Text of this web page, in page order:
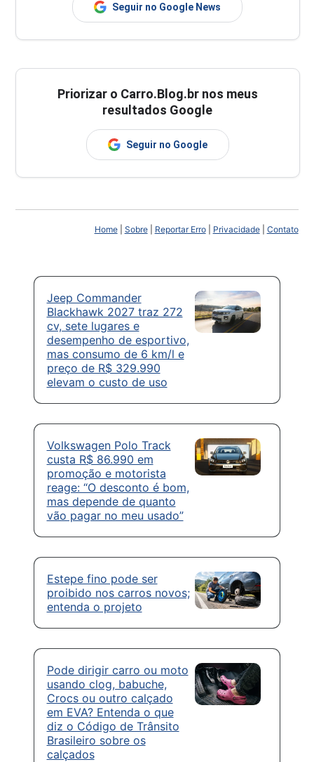
Seguir no Google News
Priorizar o Carro.Blog.br nos meus
resultados Google
Seguir no Google
Home| Sobre| Reportar Erro| Privacidade| Contato
Jeep Commander
Blackhawk 2027 traz 272
cv, sete lugares e
desempenho de esportivo,
mas consumo de 6 km/l e
preço de R$ 329.990
elevam o custo de uso
Volkswagen Polo Track
custa R$ 86.990 em
promoção e motorista
reage: “O desconto é bom,
mas depende de quanto
vão pagar no meu usado”
Estepe fino pode ser
proibido nos carros novos;
entenda o projeto
Pode dirigir carro ou moto
usando clog, babuche,
Crocs ou outro calçado
em EVA? Entenda o que
diz o Código de Trânsito
Brasileiro sobre os
calçados